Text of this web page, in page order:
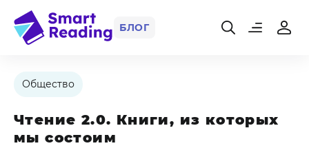
БЛОГ
Общество
Чтение 2.0. Книги, из которых
мы состоим